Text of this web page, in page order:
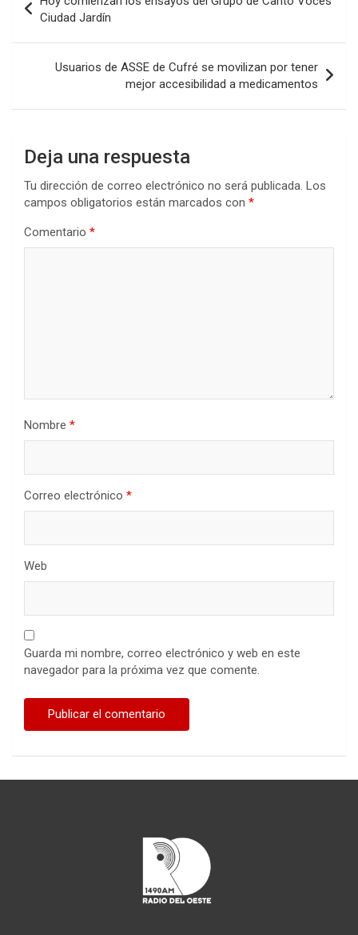
o
o
k
A
p
p
n
ar
tir
de
entradas
Ciudad Jardín
Usuarios de ASSE de Cufré se movilizan por tener
mejor accesibilidad a medicamentos
Deja una respuesta
Tu dirección de correo electrónico no será publicada. Los
campos obligatorios están marcados con *
Comentario *
Nombre *
Correo electrónico *
Web
Guarda mi nombre, correo electrónico y web en este
navegador para la próxima vez que comente.